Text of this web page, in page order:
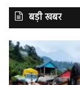
बड़ी खबर